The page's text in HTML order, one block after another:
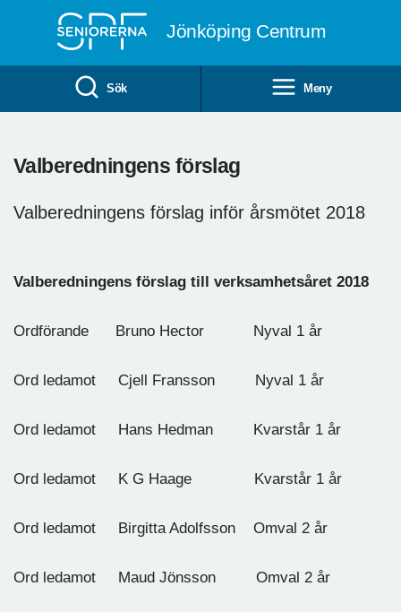
Jönköping Centrum
Sök Meny
Valberedningens förslag
Valberedningens förslag inför årsmötet 2018
Valberedningens förslag till verksamhetsåret 2018
Ordförande Bruno Hector Nyval 1 år
Ord ledamot Cjell Fransson Nyval 1 år
Ord ledamot Hans Hedman Kvarstår 1 år
Ord ledamot K G Haage Kvarstår 1 år
Ord ledamot Birgitta Adolfsson Omval 2 år
Ord ledamot Maud Jönsson Omval 2 år